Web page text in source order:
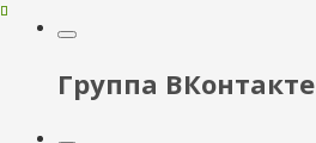
Группа ВКонтакте